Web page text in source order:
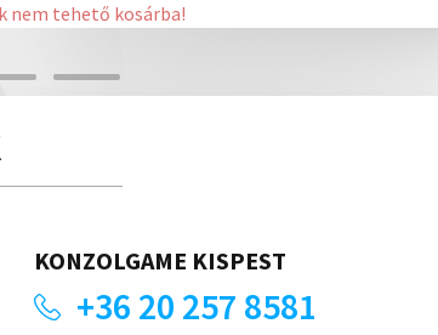
nem tehető kosárba!
KONZOLGAME KISPEST
+36 20 257 8581